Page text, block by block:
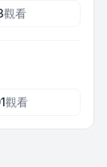
觀看
觀看